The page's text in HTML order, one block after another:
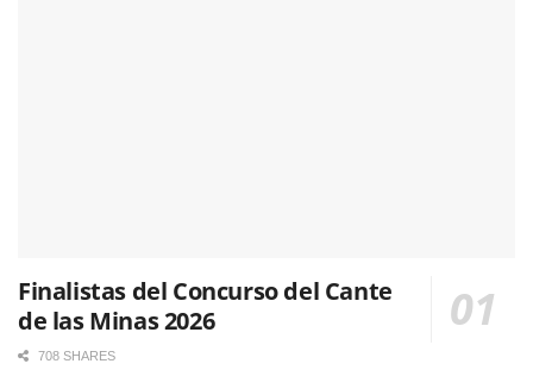
Finalistas del Concurso del Cante
de las Minas 2026
708 SHARES